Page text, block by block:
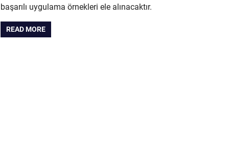
başarılı uygulama örnekleri ele alınacaktır.
READ MORE